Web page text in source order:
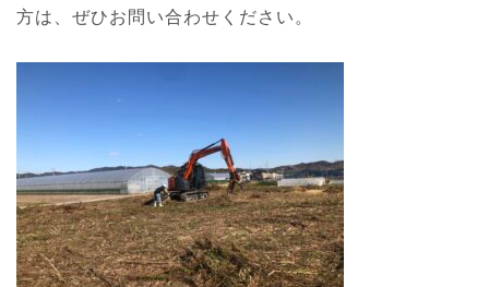
方は、ぜひお問い合わせください。